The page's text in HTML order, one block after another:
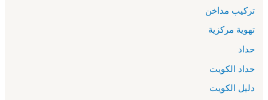
تركيب مداخن
تهوية مركزية
حداد
حداد الكويت
دليل الكويت